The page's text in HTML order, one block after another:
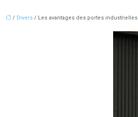
/ Divers / Les avantages des portes industrielles